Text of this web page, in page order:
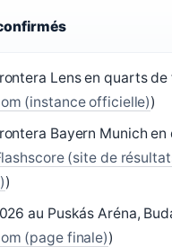
Lens en quarts de
(instance officielle))
Bayern Munich en
(site de
)
au Puskás Aréna,
(page finale))